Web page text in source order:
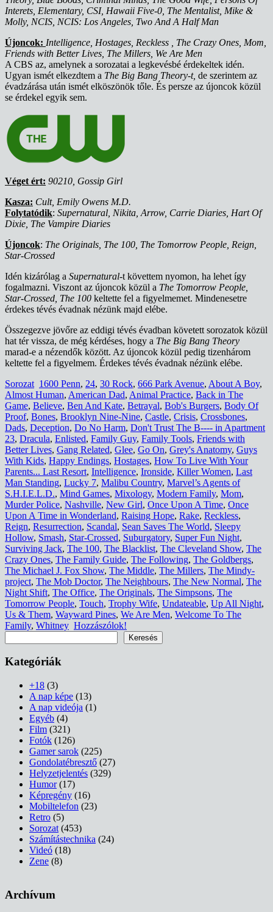
Interets, Elementary, CSI, Hawaii Five-0, The Mentalist, Mike &
Molly, NCIS, NCIS: Los Angeles, Two And A Half Man
Újoncok: Intelligence, Hostages, Reckless , The Crazy Ones, Mom,
Friends with Better Lives, The Millers, We Are Men
A CBS az, amelynek a sorozatai a legkevésbé érdekeltek idén.
Ugyan ismét elkezdtem a The Big Bang Theory-t, de szerintem az
évadzárása után ismét elköszönök tőle. És persze az újoncok közül
se érdekel egyik sem.
Véget ért: 90210, Gossip Girl
Kasza: Cult, Emily Owens M.D.
Folytatódik: Supernatural, Nikita, Arrow, Carrie Diaries, Hart Of
Dixie, The Vampire Diaries
Újoncok: The Originals, The 100, The Tomorrow People, Reign,
Star-Crossed
Idén kizárólag a Supernatural-t követtem nyomon, ha lehet így
fogalmazni. Viszont az újoncok közül a The Tomorrow People,
Star-Crossed, The 100 keltette fel a figyelmemet. Mindenesetre
érdekes tévés évadnak nézünk majd elébe.
Összegezve jövőre az eddigi tévés évadban követett sorozatok közül
hat tér vissza, de még kérdéses, hogy a The Big Bang Theory
marad-e a nézendők között. Az újoncok közül pedig tizenhárom
keltette fel a figyelmem. Érdekes tévés évadnak nézünk elébe.
Sorozat 1600 Penn, 24, 30 Rock, 666 Park Avenue, About A Boy,
Almost Human, American Dad, Animal Practice, Back in The
Game, Believe, Ben And Kate, Betrayal, Bob's Burgers, Body Of
Proof, Bones, Brooklyn Nine-Nine, Castle, Crisis, Crossbones,
Dads, Deception, Do No Harm, Don't Trust The B---- in Apartment
23, Dracula, Enlisted, Family Guy, Family Tools, Friends with
Better Lives, Gang Related, Glee, Go On, Grey's Anatomy, Guys
With Kids, Happy Endings, Hostages, How To Live With Your
Parents... Last Resort, Intelligence, Ironside, Killer Women, Last
Man Standing, Lucky 7, Malibu Country, Marvel’s Agents of
S.H.I.E.L.D., Mind Games, Mixology, Modern Family, Mom,
Murder Police, Nashville, New Girl, Once Upon A Time, Once
Upon A Time in Wonderland, Raising Hope, Rake, Reckless,
Reign, Resurrection, Scandal, Sean Saves The World, Sleepy
Hollow, Smash, Star-Crossed, Suburgatory, Super Fun Night,
Surviving Jack, The 100, The Blacklist, The Cleveland Show, The
Crazy Ones, The Family Guide, The Following, The Goldbergs,
The Michael J. Fox Show, The Middle, The Millers, The Mindy-
project, The Mob Doctor, The Neighbours, The New Normal, The
Night Shift, The Office, The Originals, The Simpsons, The
Tomorrow People, Touch, Trophy Wife, Undateable, Up All Night,
Us & Them, Wayward Pines, We Are Men, Welcome To The
Family, Whitney Hozzászólok!
Keresés
Kategóriák
+18 (3)
A nap képe (13)
A nap videója (1)
Egyéb (4)
Film (321)
Fotók (126)
Gamer sarok (225)
Gondolatébresztő (27)
Helyzetjelentés (329)
Humor(17)
Képregény (16)
Mobiltelefon (23)
Retro (5)
Sorozat (453)
Számítástechnika (24)
Videó (18)
Zene (8)
Archívum